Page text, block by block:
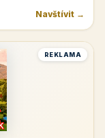
Navštívit →